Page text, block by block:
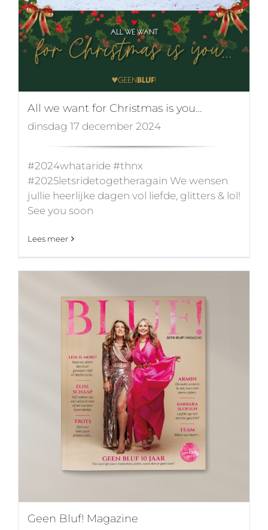
All we want for Christmas is you…
dinsdag 17 december 2024
#2024whataride #thnx
#2025letsridetogetheragain We wensen
jullie heerlijke dagen vol liefde, glitters & lol!
See you soon
Lees meer
Geen Bluf! Magazine